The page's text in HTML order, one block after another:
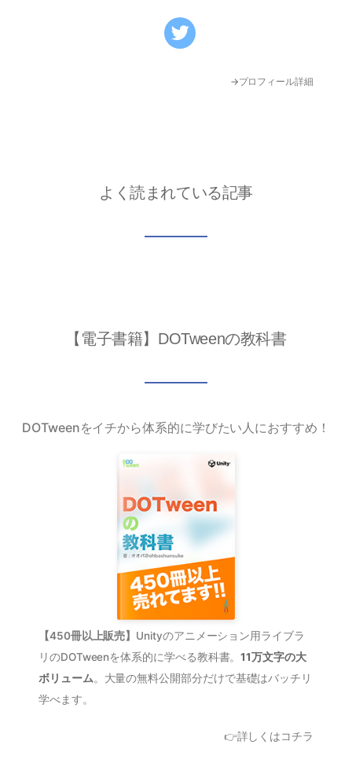
→プロフィール詳細
よく読まれている記事
【電子書籍】DOTweenの教科書
DOTweenをイチから体系的に学びたい人におすすめ！
【450冊以上販売】 Unityのアニメーション用ライブラ
リのDOTweenを体系的に学べる教科書。11万文字の大
ボリューム。大量の無料公開部分だけで基礎はバッチリ
学べます。
👉詳しくはコチラ